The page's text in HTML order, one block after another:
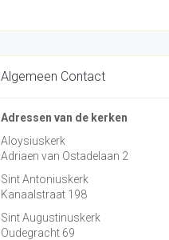
Algemeen Contact
Adressen van de kerken
Aloysiuskerk
Adriaen van Ostadelaan 2
Sint Antoniuskerk
Kanaalstraat 198
Sint Augustinuskerk
Oudegracht 69